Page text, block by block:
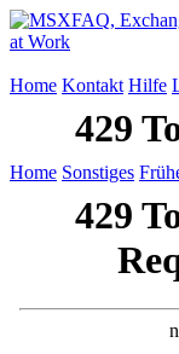
Home Kontakt Hilfe
Home Sonstiges